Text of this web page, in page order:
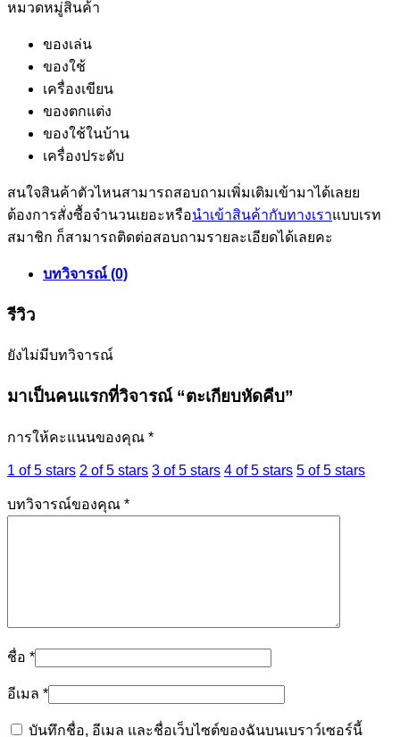
หมวดหมู่สินค้า
ของเล่น
ของใช้
เครื่องเขียน
ของตกแต่ง
ของใช้ในบ้าน
เครื่องประดับ
สนใจสินค้าตัวไหนสามารถสอบถามเพิ่มเติมเข้ามาได้เลยย
ต้องการสั่งซื้อจำนวนเยอะหรือนำเข้าสินค้ากับทางเราแบบเรท
สมาชิก ก็สามารถติดต่อสอบถามรายละเอียดได้เลยคะ
บทวิจารณ์ (0)
รีวิว
ยังไม่มีบทวิจารณ์
มาเป็นคนแรกที่วิจารณ์ “ตะเกียบหัดคีบ”
การให้คะแนนของคุณ *
1 of 5 stars 2 of 5 stars 3 of 5 stars 4 of 5 stars 5 of 5 stars
บทวิจารณ์ของคุณ *
ชื่อ *
อีเมล *
บันทึกชื่อ, อีเมล และชื่อเว็บไซต์ของฉันบนเบราว์เซอร์นี้